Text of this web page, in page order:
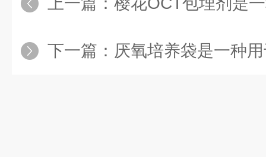
下一篇： 厌氧培养袋是一种用于培